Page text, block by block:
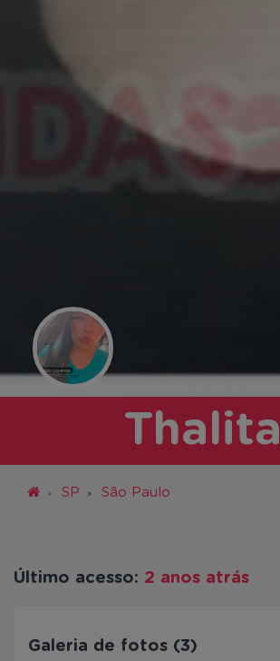
Thalita
SP São Paulo
Último acesso: 2 anos atrás
Galeria de fotos (3)